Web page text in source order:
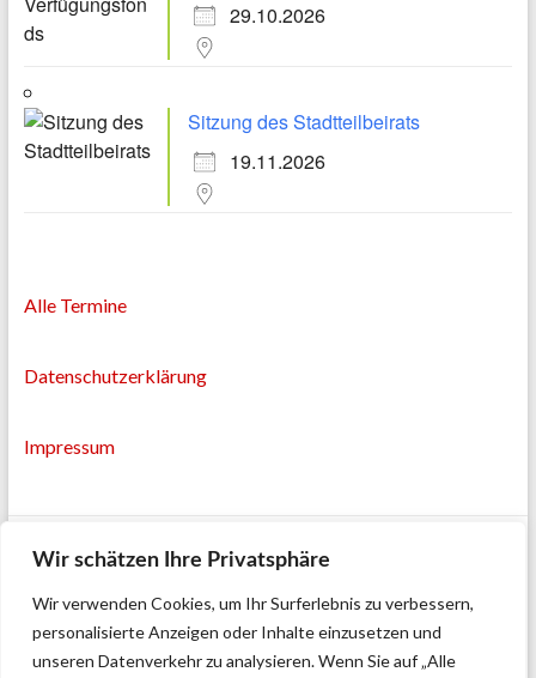
Wir schätzen Ihre Privatsphäre
Wir verwenden Cookies, um Ihr Surferlebnis zu verbessern,
personalisierte Anzeigen oder Inhalte einzusetzen und
unseren Datenverkehr zu analysieren. Wenn Sie auf „Alle
29.10.2026
Sitzung des Stadtteilbeirats
19.11.2026
Alle Termine
Datenschutzerklärung
Impressum